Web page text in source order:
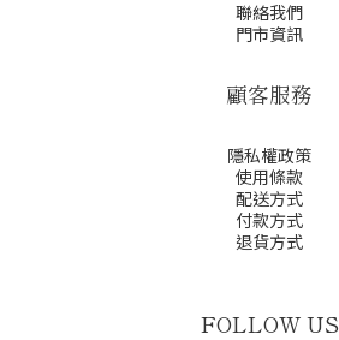
聯絡我們
門市資訊
顧客服務
隱私權政策
使用條款
配送方式
付款方式
退貨方式
FOLLOW US